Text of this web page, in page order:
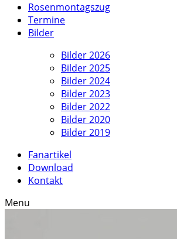
Rosenmontagszug
Termine
Bilder
Bilder 2026
Bilder 2025
Bilder 2024
Bilder 2023
Bilder 2022
Bilder 2020
Bilder 2019
Fanartikel
Download
Kontakt
Menu